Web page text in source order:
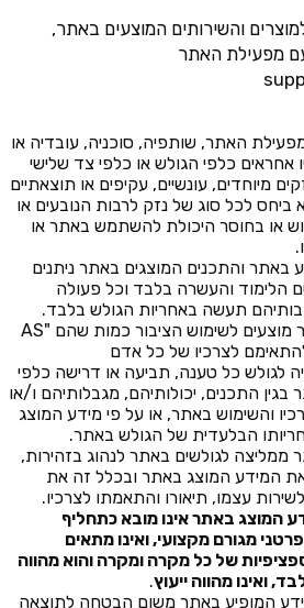
והשירותים המוצעים באתר,
מפעילת האתר
האתר, שותפיה, סוכניה, עובדיה או
אחראים כלפי הגולש או כלפי צד שלישי
מיוחדים, עונשיים, עקיפים או תוצאתיים
ביחס לכל סוג של נזק לרבות הנובעים או
או בחוסר היכולת להשתמש באתר או
באתר והתכנים המוצגים באתר ניתנים
הלימוד והעשרה בלבד וכל פעולה
תעשה באחריות הגולש בלבד.
התכנים באתר מוצעים לשימוש הציבור כמות שהם "AS
לגולש כל טענה, תביעה או דרישה כלפי
התכנים, יכולותיהם, מגבלותיהם ו/או
והשימוש באתר, או על פי מידע המוצג
הבלעדית של הגולש באתר.
ממליצה לגולשים באתר לנהוג בזהירות,
את המידע המוצג באתר ובכלל זה את
עצמו, תיאורו והתאמתו לצרכיו.
המוצג באתר אינו מובא כתחליף
מגורם מקצועי, ואינו מתאים
של כל מקרה ומקרה והוא מהווה
ואינו מהווה ייעוץ.
המופיע באתר משום הבטחה לתוצאה